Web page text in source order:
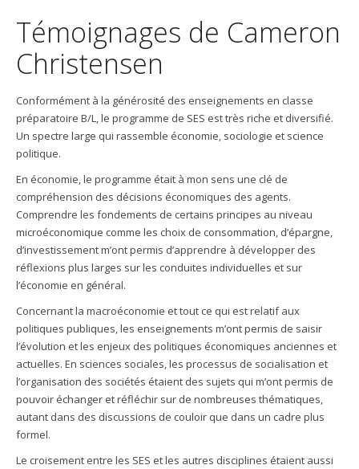
Témoignages de Cameron
Christensen
Conformément à la générosité des enseignements en classe
préparatoire B/L, le programme de SES est très riche et diversifié.
Un spectre large qui rassemble économie, sociologie et science
politique.
En économie, le programme était à mon sens une clé de
compréhension des décisions économiques des agents.
Comprendre les fondements de certains principes au niveau
microéconomique comme les choix de consommation, d’épargne,
d’investissement m’ont permis d’apprendre à développer des
réflexions plus larges sur les conduites individuelles et sur
l’économie en général.
Concernant la macroéconomie et tout ce qui est relatif aux
politiques publiques, les enseignements m’ont permis de saisir
l’évolution et les enjeux des politiques économiques anciennes et
actuelles. En sciences sociales, les processus de socialisation et
l’organisation des sociétés étaient des sujets qui m’ont permis de
pouvoir échanger et réfléchir sur de nombreuses thématiques,
autant dans des discussions de couloir que dans un cadre plus
formel.
Le croisement entre les SES et les autres disciplines étaient aussi